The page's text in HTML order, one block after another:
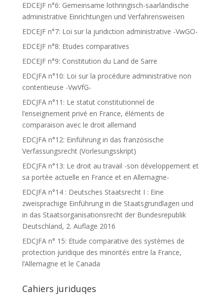
EDCEJF n°6: Gemeinsame lothringisch-saarländische
administrative Einrichtungen und Verfahrensweisen
EDCEJF n°7: Loi sur la juridiction administrative -VwGO-
EDCEJF n°8: Etudes comparatives
EDCEJF n°9: Constitution du Land de Sarre
EDCJFA n°10: Loi sur la procédure administrative non
contentieuse -VwVfG-
EDCJFA n°11: Le statut constitutionnel de
l’enseignement privé en France, éléments de
comparaison avec le droit allemand
EDCJFA n°12: Einführung in das französische
Verfassungsrecht (Vorlesungsskript)
EDCJFA n°13: Le droit au travail -son développement et
sa portée actuelle en France et en Allemagne-
EDCJFA n°14 : Deutsches Staatsrecht I : Eine
zweisprachige Einführung in die Staatsgrundlagen und
in das Staatsorganisationsrecht der Bundesrepublik
Deutschland, 2. Auflage 2016
EDCJFA n° 15: Etude comparative des systèmes de
protection juridique des minorités entre la France,
l’Allemagne et le Canada
Cahiers juriduqes